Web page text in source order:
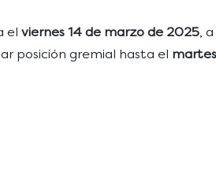
el viernes 14 de marzo de 2025, a
posición gremial hasta el